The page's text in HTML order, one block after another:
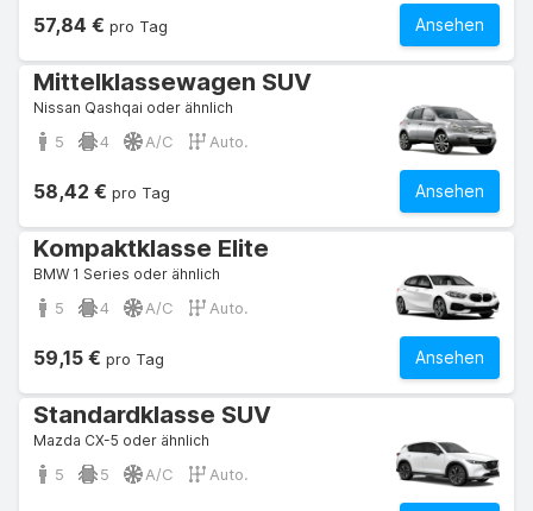
Ansehen
57,84 € pro Tag
Mittelklassewagen SUV
Nissan Qashqai oder ähnlich
5 4 A/C Auto.
Ansehen
58,42 € pro Tag
Kompaktklasse Elite
BMW 1 Series oder ähnlich
5 4 A/C Auto.
Ansehen
59,15 € pro Tag
Standardklasse SUV
Mazda CX-5 oder ähnlich
5 5 A/C Auto.